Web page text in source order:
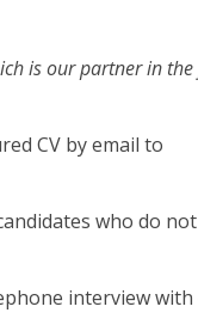
is our partner in
CV by email to
who do
interview